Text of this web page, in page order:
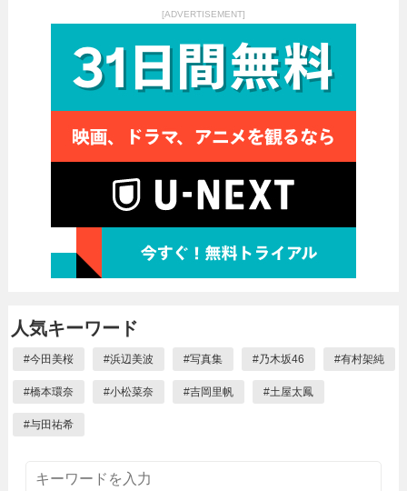
[ADVERTISEMENT]
人気キーワード
#今田美桜 #浜辺美波 #写真集 #乃木坂46 #有村架純
#橋本環奈 #小松菜奈 #吉岡里帆 #土屋太鳳
#与田祐希